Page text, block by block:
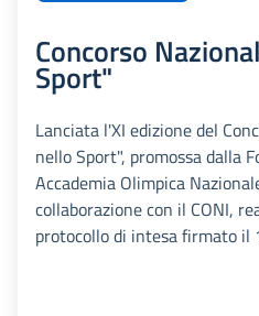
Concorso
Sport"
Lanciata l'XI edizione del
nello Sport", promossa dalla
Accademia Olimpica
collaborazione con il CONI,
protocollo di intesa firmato